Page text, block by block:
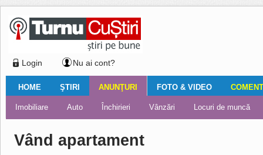
Login Nu ai cont?
HOME
Ştiri locale Turnaţi aici! Nemulţumirile localnicilor
ŞTIRI
Ştiri locale Ştiri din ţară Financiar Editorial
ANUNŢURI
Imobiliare Auto Închirieri Vânzări Locuri de muncă
FOTO & VIDEO
Galerii Foto Galerii video
Comentariul zilei
Vând apartament